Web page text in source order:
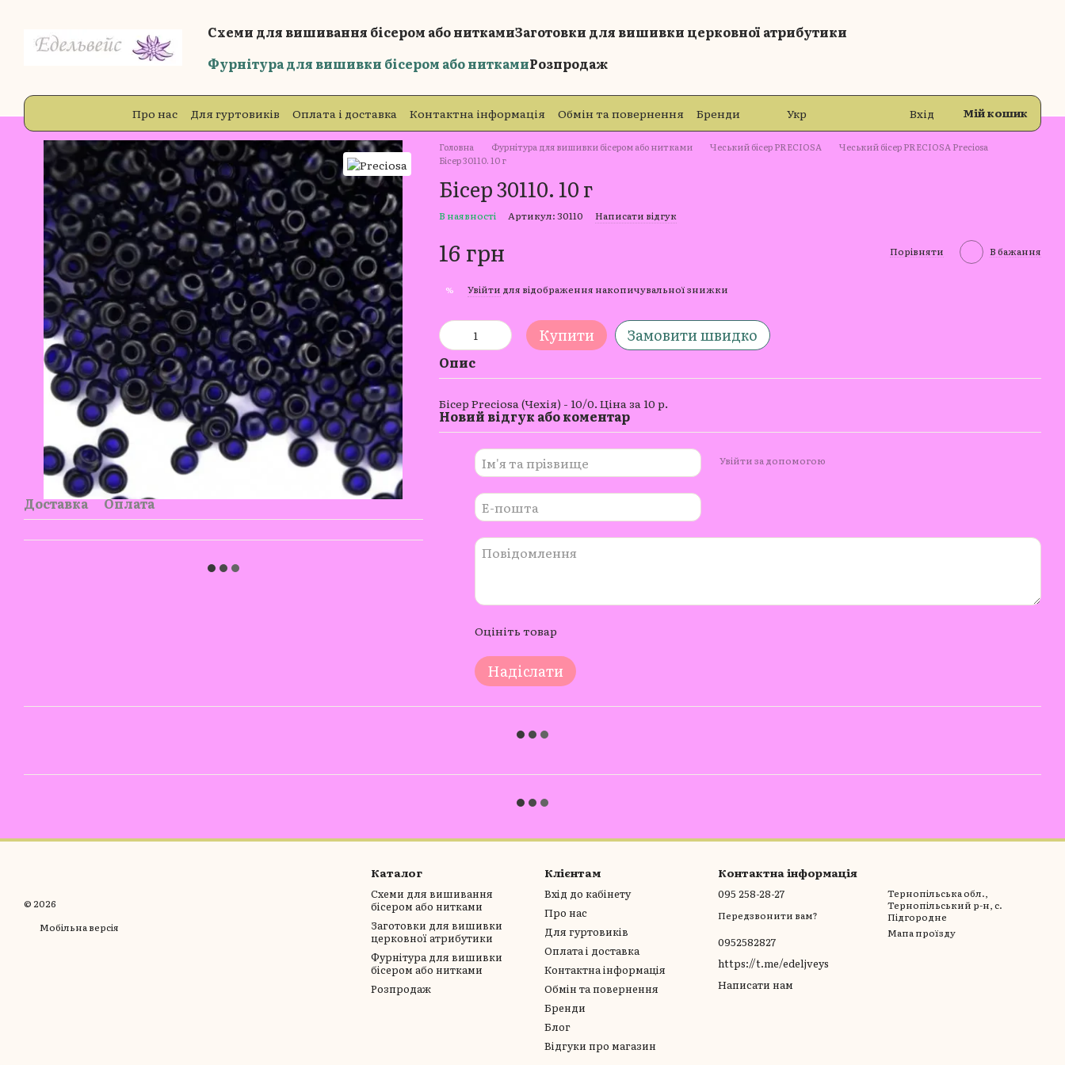
Схеми для вишивання бісером або ниткамиЗаготовки для вишивки церковної атрибутики
Фурнітура для вишивки бісером або ниткамиРозпродаж
Про нас Для гуртовиків Оплата і доставка Контактна інформація Обмін та повернення
Бренди
Блог
Відгуки про магазин
Укр Вхід Мій кошик
Доставка Оплата
Головна Фурнітура для вишивки бісером або нитками Чеський бісер PRECIOSA
Чеський бісер PRECIOSA Preciosa
Бісер 30110. 10 г
Бісер 30110. 10 г
В наявності Артикул: 30110 Написати відгук
16 грн Порівняти В бажання
% Увійти для відображення накопичувальної знижки
Купити Замовити швидко
Опис
Бісер Preciosa (Чехія) - 10/0. Ціна за 10 р.
Новий відгук або коментар
Увійти за допомогою
Оцініть товар
Надіслати
© 2026
Мобільна версія
Каталог
Схеми для вишивання
бісером або нитками
Заготовки для вишивки
церковної атрибутики
Фурнітура для вишивки
бісером або нитками
Розпродаж
Клієнтам
Вхід до кабінету
Про нас
Для гуртовиків
Оплата і доставка
Контактна інформація
Обмін та повернення
Бренди
Блог
Відгуки про магазин
Контактна інформація
095 258-28-27
Передзвонити вам?
0952582827
https://t.me/edeljveys
Написати нам
Тернопільська обл.,
Тернопільський р-н, с.
Підгородне
Мапа проїзду